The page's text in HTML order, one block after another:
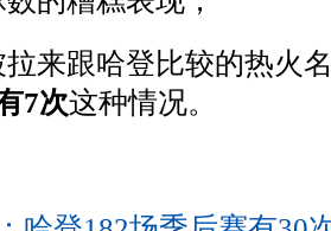
来跟哈登比较的热火
7次这种情况。